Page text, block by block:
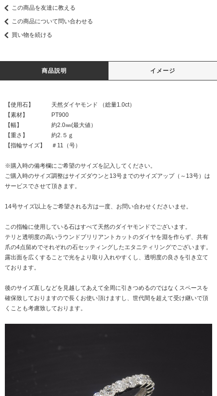
この商品を友達に教える
この商品について問い合わせる
買い物を続ける
商品説明 イメージ
【使用石】 天然ダイヤモンド （総量1.0ct）
【素材】 PT900
【幅】 約2.0㎜(最大値）
【重さ】 約2.５ｇ
【指輪サイズ】 ＃11（号）
※購入時の備考欄にご希望のサイズを記入してください。
ご購入時のサイズ調整はサイズダウンと13号までのサイズアップ（～13号）は
サービスでさせて頂きます。
14号サイズ以上をご希望される方は一度、お問い合わせくださいませ。
この指輪に使用している石はすべて天然のダイヤモンドでございます。
テリと透明度の高いラウンドブリリアントカットのダイヤを淵を作らず、共有
爪の4点留めでそれぞれの石セッティングしたエタニティリングでございます。
露出面を広くすることで光をより取り入れやすくし、透明度の良さを引き立て
ております。
後のサイズ直しなどを見越してあえて全周に引きつめるのではなくスペースを
確保致しておりますので長くお使い頂けますし、世代間を超えて受け継いで頂
くことも考慮致しております。